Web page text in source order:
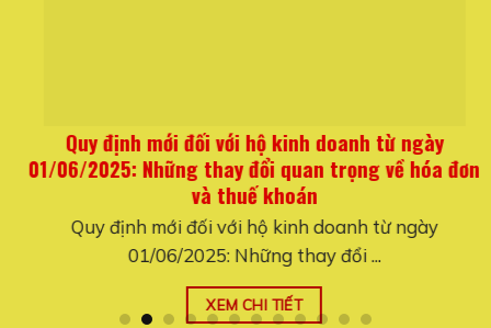
Quy định mới đối với hộ kinh doanh từ ngày
01/06/2025: Những thay đổi quan trọng về hóa đơn
và thuế khoán
Quy định mới đối với hộ kinh doanh từ ngày
01/06/2025: Những thay đổi ...
XEM CHI TIẾT